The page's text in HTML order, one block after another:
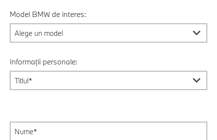
Model BMW de interes:
Informații personale: